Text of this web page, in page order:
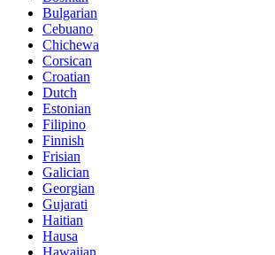
Bulgarian
Cebuano
Chichewa
Corsican
Croatian
Dutch
Estonian
Filipino
Finnish
Frisian
Galician
Georgian
Gujarati
Haitian
Hausa